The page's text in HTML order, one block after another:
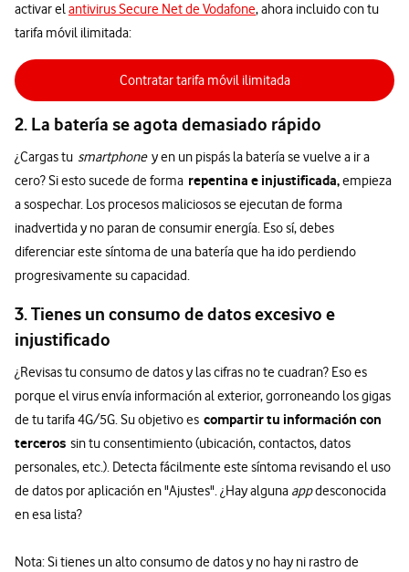
activar elantivirus Secure Net de Vodafone, ahora incluido con tu
tarifa móvil ilimitada:
Contratar tarifa móvil ilimitada
2. La batería se agota demasiado rápido
¿Cargas tu smartphoney en un pispás la batería se vuelve a ir a
cero? Si esto sucede de forma repentina e injustificada,empieza
a sospechar. Los procesos maliciosos se ejecutan de forma
inadvertida y no paran de consumir energía. Eso sí, debes
diferenciar este síntoma de una batería que ha ido perdiendo
progresivamente su capacidad.
3. Tienes un consumo de datos excesivo e
injustificado
¿Revisas tu consumo de datos y las cifras no te cuadran? Eso es
porque el virus envía información al exterior, gorroneando los gigas
de tu tarifa 4G/5G. Su objetivo es compartir tu información con
terceros sin tu consentimiento (ubicación, contactos, datos
personales, etc.). Detecta fácilmente este síntoma revisando el uso
de datos por aplicación en "Ajustes". ¿Hay alguna appdesconocida
en esa lista?
Nota: Si tienes un alto consumo de datos y no hay ni rastro de